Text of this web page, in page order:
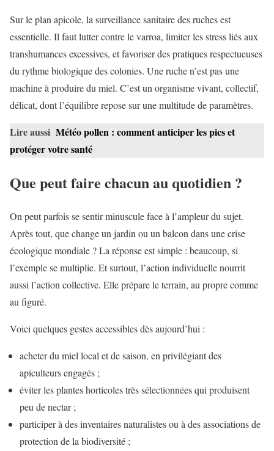
Sur le plan apicole, la surveillance sanitaire des ruches est
essentielle. Il faut lutter contre le varroa, limiter les stress liés aux
transhumances excessives, et favoriser des pratiques respectueuses
du rythme biologique des colonies. Une ruche n’est pas une
machine à produire du miel. C’est un organisme vivant, collectif,
délicat, dont l’équilibre repose sur une multitude de paramètres.
Lire aussi Météo pollen : comment anticiper les pics et
protéger votre santé
Que peut faire chacun au quotidien ?
On peut parfois se sentir minuscule face à l’ampleur du sujet.
Après tout, que change un jardin ou un balcon dans une crise
écologique mondiale ? La réponse est simple : beaucoup, si
l’exemple se multiplie. Et surtout, l’action individuelle nourrit
aussi l’action collective. Elle prépare le terrain, au propre comme
au figuré.
Voici quelques gestes accessibles dès aujourd’hui :
acheter du miel local et de saison, en privilégiant des
apiculteurs engagés ;
éviter les plantes horticoles très sélectionnées qui produisent
peu de nectar ;
participer à des inventaires naturalistes ou à des associations de
protection de la biodiversité ;